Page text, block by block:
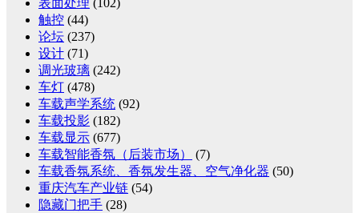
表面处理 (102)
触控 (44)
论坛 (237)
设计 (71)
调光玻璃 (242)
车灯 (478)
车载声学系统 (92)
车载投影 (182)
车载显示 (677)
车载智能香氛（后装市场）
(7)
车载香氛系统、香氛发生器、空气净化器 (50)
重庆汽车产业链 (54)
隐藏门把手 (28)